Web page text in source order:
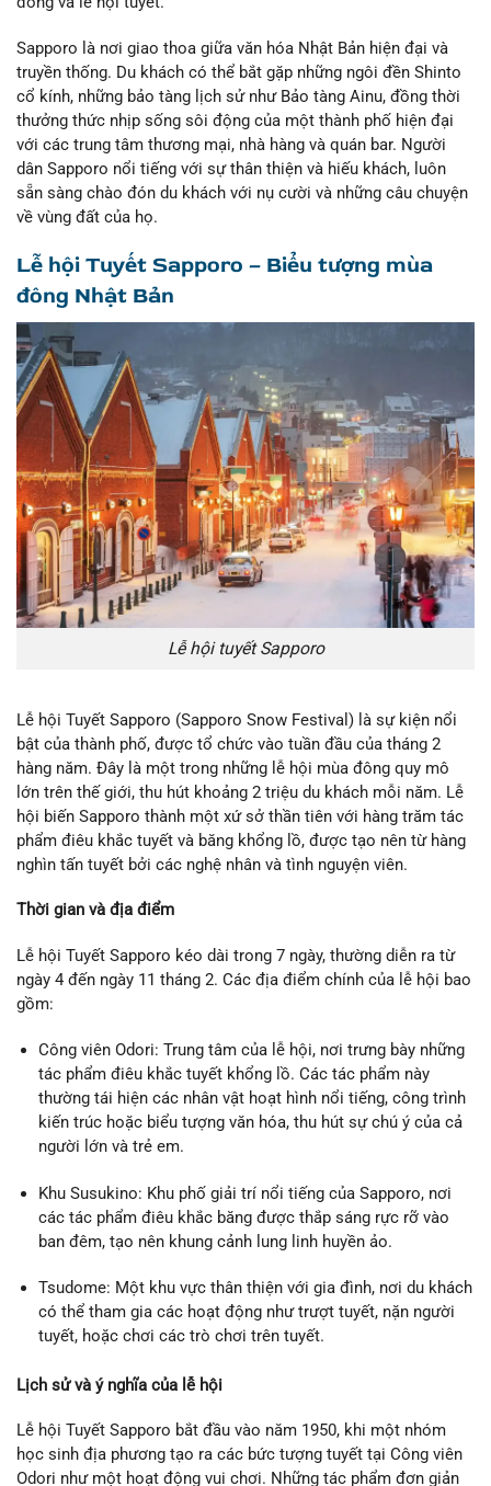
Sapporo là nơi giao thoa giữa văn hóa Nhật Bản hiện đại và
truyền thống. Du khách có thể bắt gặp những ngôi đền Shinto
cổ kính, những bảo tàng lịch sử như Bảo tàng Ainu, đồng thời
thưởng thức nhịp sống sôi động của một thành phố hiện đại
với các trung tâm thương mại, nhà hàng và quán bar. Người
dân Sapporo nổi tiếng với sự thân thiện và hiếu khách, luôn
sẵn sàng chào đón du khách với nụ cười và những câu chuyện
về vùng đất của họ.
Lễ hội Tuyết Sapporo – Biểu tượng mùa
đông Nhật Bản
Lễ hội tuyết Sapporo
Lễ hội Tuyết Sapporo (Sapporo Snow Festival) là sự kiện nổi
bật của thành phố, được tổ chức vào tuần đầu của tháng 2
hàng năm. Đây là một trong những lễ hội mùa đông quy mô
lớn trên thế giới, thu hút khoảng 2 triệu du khách mỗi năm. Lễ
hội biến Sapporo thành một xứ sở thần tiên với hàng trăm tác
phẩm điêu khắc tuyết và băng khổng lồ, được tạo nên từ hàng
nghìn tấn tuyết bởi các nghệ nhân và tình nguyện viên.
Thời gian và địa điểm
Lễ hội Tuyết Sapporo kéo dài trong 7 ngày, thường diễn ra từ
ngày 4 đến ngày 11 tháng 2. Các địa điểm chính của lễ hội bao
gồm:
Công viên Odori: Trung tâm của lễ hội, nơi trưng bày những
tác phẩm điêu khắc tuyết khổng lồ. Các tác phẩm này
thường tái hiện các nhân vật hoạt hình nổi tiếng, công trình
kiến trúc hoặc biểu tượng văn hóa, thu hút sự chú ý của cả
người lớn và trẻ em.
Khu Susukino: Khu phố giải trí nổi tiếng của Sapporo, nơi
các tác phẩm điêu khắc băng được thắp sáng rực rỡ vào
ban đêm, tạo nên khung cảnh lung linh huyền ảo.
Tsudome: Một khu vực thân thiện với gia đình, nơi du khách
có thể tham gia các hoạt động như trượt tuyết, nặn người
tuyết, hoặc chơi các trò chơi trên tuyết.
Lịch sử và ý nghĩa của lễ hội
Lễ hội Tuyết Sapporo bắt đầu vào năm 1950, khi một nhóm
học sinh địa phương tạo ra các bức tượng tuyết tại Công viên
Odori như một hoạt động vui chơi. Những tác phẩm đơn giản